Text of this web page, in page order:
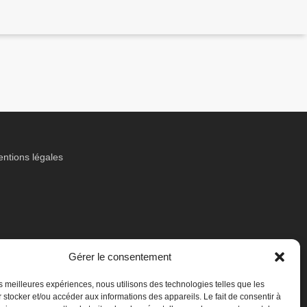
Gérer le consentement
meilleures expériences, nous utilisons des technologies telles que les
stocker et/ou accéder aux informations des appareils. Le fait de consentir à
légales